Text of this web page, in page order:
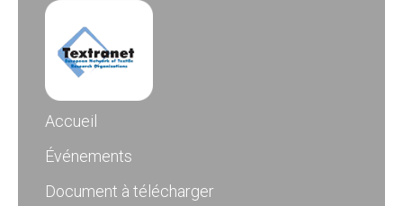
Accueil
Événements
Document à télécharger